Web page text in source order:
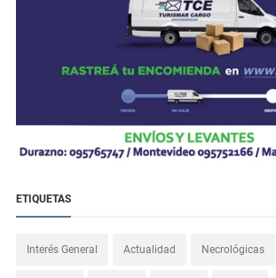
ETIQUETAS
Interés General Actualidad Necrológicas